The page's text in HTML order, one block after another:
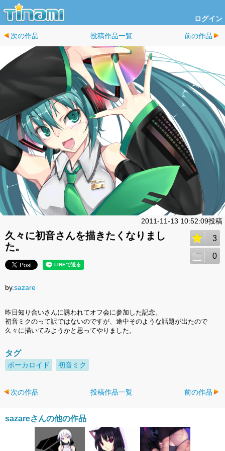
ログイン
次の作品 投稿作品一覧 前の作品
2011-11-13 10:52:09投稿
久々に初音さんを描きたくなりまし
た。
3
0
by.sazare
昨日知り合いさんに誘われてオフ会に参加した記念。
初音ミクのって訳ではないのですが、途中そのような話題が出たので
久々に描いてみようかと思ってやりました。
タグ
ボーカロイド 初音ミク
次の作品 投稿作品一覧 前の作品
sazareさんの他の作品